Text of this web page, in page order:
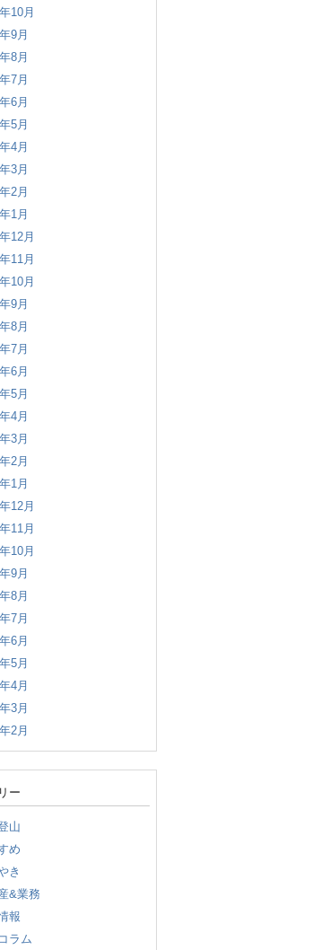
10月
9月
8月
7月
6月
5月
4月
3月
2月
1月
12月
11月
10月
9月
8月
7月
6月
5月
4月
3月
2月
1月
12月
11月
10月
9月
8月
7月
6月
5月
4月
3月
2月
ー
山
め
き
&業務
報
ラム